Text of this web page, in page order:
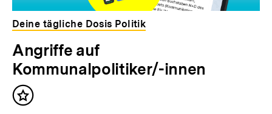
Deine tägliche Dosis Politik
Angriffe auf
Kommunalpolitiker/-innen
Inhalt